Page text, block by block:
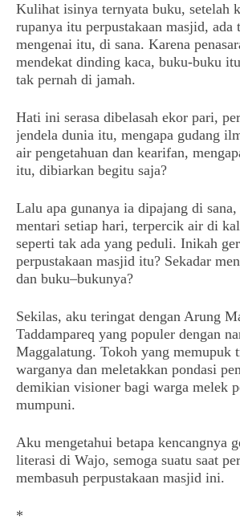
Kulihat isinya ternyata buku,
rupanya itu perpustakaan masjid, ada
mengenai itu, di sana. Karena
mendekat dinding kaca, buku-buku
tak pernah di jamah.
Hati ini serasa dibelasah ekor pari,
jendela dunia itu, mengapa gudang
air pengetahuan dan kearifan,
itu, dibiarkan begitu saja?
Lalu apa gunanya ia dipajang di sana,
mentari setiap hari, terpercik air di
seperti tak ada yang peduli. Inikah
perpustakaan masjid itu? Sekadar
dan buku–bukunya?
Sekilas, aku teringat dengan Arung
Taddampareq yang populer dengan
Maggalatung. Tokoh yang memupuk
warganya dan meletakkan pondasi
demikian visioner bagi warga melek
mumpuni.
Aku mengetahui betapa kencangnya
literasi di Wajo, semoga suatu saat
membasuh perpustakaan masjid ini.
*